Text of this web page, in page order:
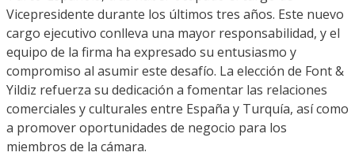
Vicepresidente durante los últimos tres años. Este nuevo
cargo ejecutivo conlleva una mayor responsabilidad, y el
equipo de la firma ha expresado su entusiasmo y
compromiso al asumir este desafío. La elección de Font &
Yildiz refuerza su dedicación a fomentar las relaciones
comerciales y culturales entre España y Turquía, así como
a promover oportunidades de negocio para los
miembros de la cámara.